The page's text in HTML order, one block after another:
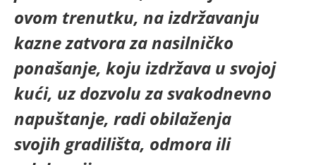
ovom trenutku, na izdržavanju
kazne zatvora za nasilničko
ponašanje, koju izdržava u svojoj
kući, uz dozvolu za svakodnevno
napuštanje, radi obilaženja
svojih gradilišta, odmora ili